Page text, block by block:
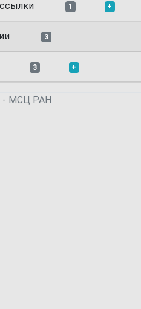
1 +
3
3 +
- МСЦ РАН